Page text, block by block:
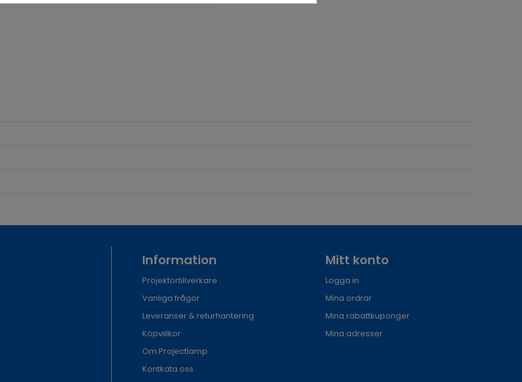
Information
Projektortillverkare
Vanliga frågor
Leveranser & returhantering
Köpvillkor
Om Projectlamp
Kontkata oss
Mitt konto
Logga in
Mina ordrar
Mina rabattkuponger
Mina adresser